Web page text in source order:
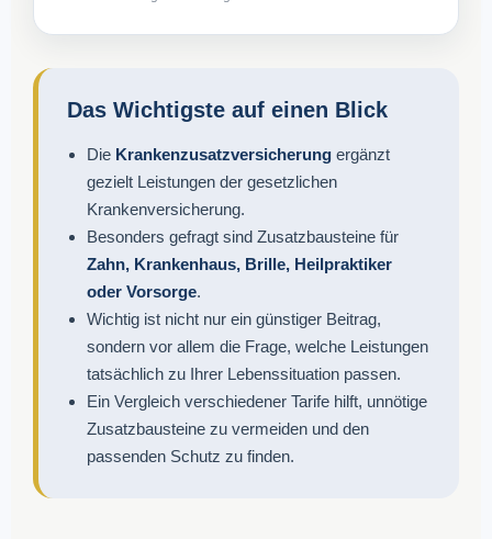
Das Wichtigste auf einen Blick
Die Krankenzusatzversicherung ergänzt
gezielt Leistungen der gesetzlichen
Krankenversicherung.
Besonders gefragt sind Zusatzbausteine für
Zahn, Krankenhaus, Brille, Heilpraktiker
oder Vorsorge.
Wichtig ist nicht nur ein günstiger Beitrag,
sondern vor allem die Frage, welche Leistungen
tatsächlich zu Ihrer Lebenssituation passen.
Ein Vergleich verschiedener Tarife hilft, unnötige
Zusatzbausteine zu vermeiden und den
passenden Schutz zu finden.